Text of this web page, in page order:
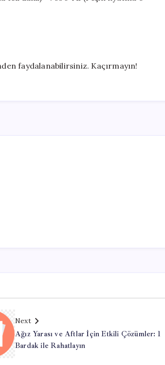
faydalanabilirsiniz. Kaçırmayın!
Next
Ağız Yarası ve Aftlar İçin Etkili Çözümler: 1
Bardak ile Rahatlayın